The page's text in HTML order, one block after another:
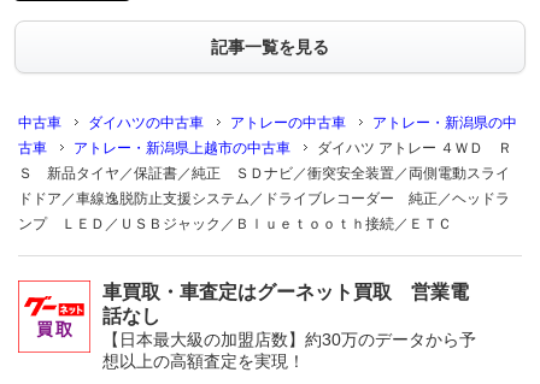
記事一覧を見る
中古車 ダイハツの中古車 アトレーの中古車
アトレー・新潟県の中
古車
アトレー・新潟県上越市の中古車
ダイハツ アトレー ４ＷＤ Ｒ
Ｓ 新品タイヤ／保証書／純正 ＳＤナビ／衝突安全装置／両側電動スライ
ドドア／車線逸脱防止支援システム／ドライブレコーダー 純正／ヘッドラ
ンプ ＬＥＤ／ＵＳＢジャック／Ｂｌｕｅｔｏｏｔｈ接続／ＥＴＣ
車買取・車査定はグーネット買取 営業電
話なし
【日本最大級の加盟店数】約30万のデータから予
想以上の高額査定を実現！